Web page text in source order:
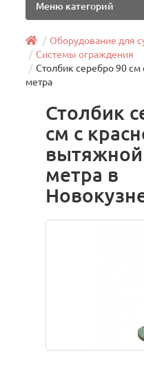
Меню категорий
Оборудование для
Системы ограждения
Столбик серебро 90
метра
Столбик
см с
метра в